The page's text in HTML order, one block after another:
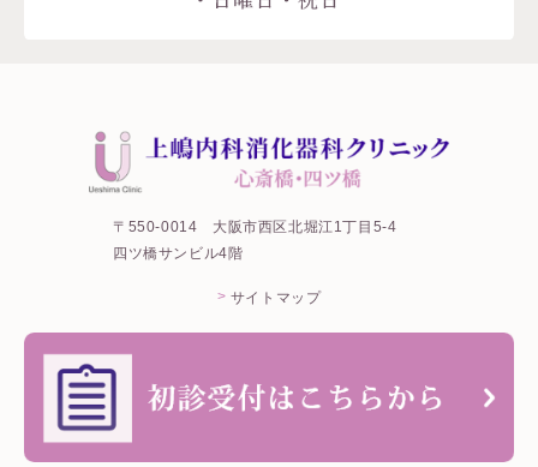
〒550-0014 大阪市西区北堀江1丁目5-4
四ツ橋サンビル4階
サイトマップ